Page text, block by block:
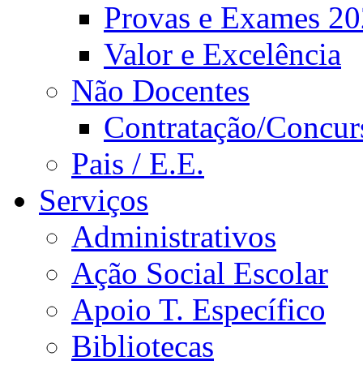
Provas e Exames
Valor e Excelência
Não Docentes
Contratação/
Pais / E.E.
Serviços
Administrativos
Ação Social Escolar
Apoio T. Específico
Bibliotecas